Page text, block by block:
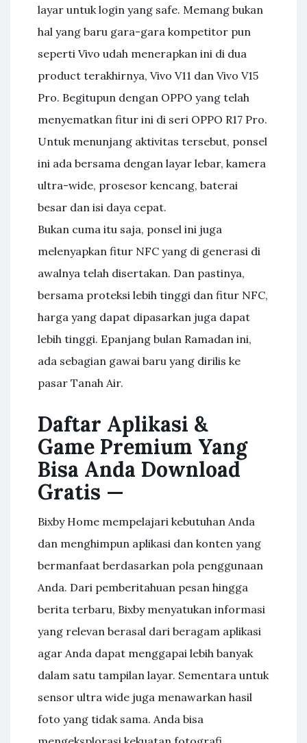
layar untuk login yang safe. Memang bukan
hal yang baru gara-gara kompetitor pun
seperti Vivo udah menerapkan ini di dua
product terakhirnya, Vivo V11 dan Vivo V15
Pro. Begitupun dengan OPPO yang telah
menyematkan fitur ini di seri OPPO R17 Pro.
Untuk menunjang aktivitas tersebut, ponsel
ini ada bersama dengan layar lebar, kamera
ultra-wide, prosesor kencang, baterai
besar dan isi daya cepat.
Bukan cuma itu saja, ponsel ini juga
melenyapkan fitur NFC yang di generasi di
awalnya telah disertakan. Dan pastinya,
bersama proteksi lebih tinggi dan fitur NFC,
harga yang dapat dipasarkan juga dapat
lebih tinggi. Epanjang bulan Ramadan ini,
ada sebagian gawai baru yang dirilis ke
pasar Tanah Air.
Daftar Aplikasi &
Game Premium Yang
Bisa Anda Download
Gratis —
Bixby Home mempelajari kebutuhan Anda
dan menghimpun aplikasi dan konten yang
bermanfaat berdasarkan pola penggunaan
Anda. Dari pemberitahuan pesan hingga
berita terbaru, Bixby menyatukan informasi
yang relevan berasal dari beragam aplikasi
agar Anda dapat menggapai lebih banyak
dalam satu tampilan layar. Sementara untuk
sensor ultra wide juga menawarkan hasil
foto yang tidak sama. Anda bisa